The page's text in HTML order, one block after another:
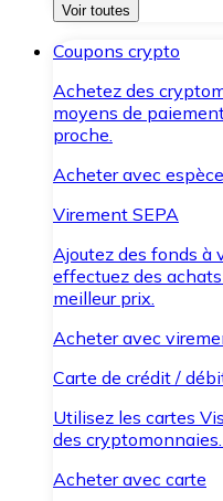
Voir toutes
Coupons crypto
Achetez des
moyens de
proche.
Acheter avec
Virement SEPA
Ajoutez des fonds à
effectuez des
meilleur prix.
Acheter avec
Carte de crédit /
Utilisez les cartes
des
Acheter avec carte